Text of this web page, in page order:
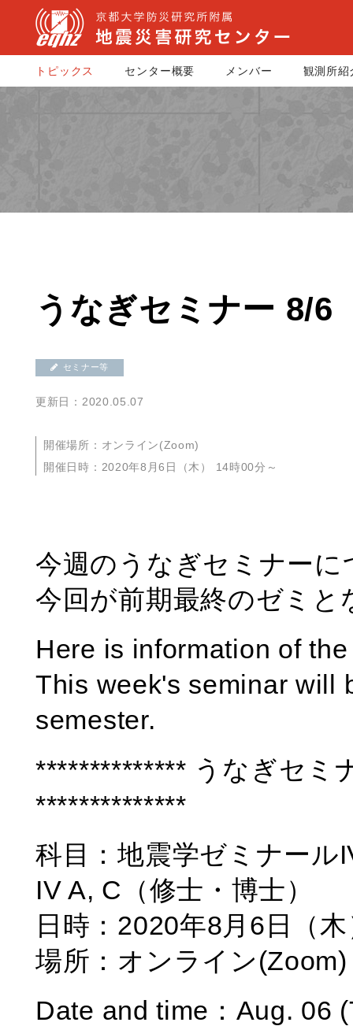
トピックス センター概要 メンバー 観測所紹
うなぎセミナー 8/6
セミナー等
更新日：2020.05.07
開催場所：オンライン(Zoom)
開催日時：2020年8月6日（木） 14時00分～
今週のうなぎセミナー
今回が前期最終のゼミと
Here is information of
This week's seminar will
semester.
************** うなぎセミ
**************
科目：地震学ゼミナー
IV A, C（修士・博士）
日時：2020年8月6日（
場所：オンライン(Zoom)
Date and time：Aug. 06